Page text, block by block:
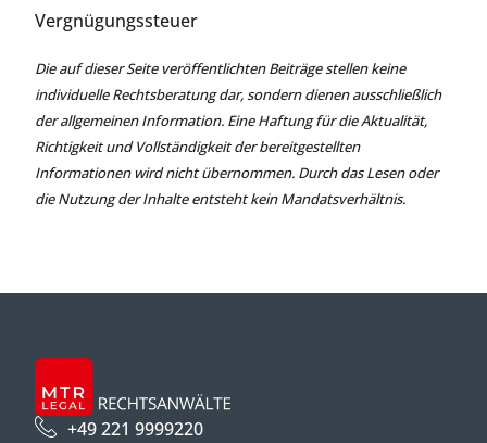
Vergnügungssteuer
Die auf dieser Seite veröffentlichten Beiträge stellen keine
individuelle Rechtsberatung dar, sondern dienen ausschließlich
der allgemeinen Information. Eine Haftung für die Aktualität,
Richtigkeit und Vollständigkeit der bereitgestellten
Informationen wird nicht übernommen. Durch das Lesen oder
die Nutzung der Inhalte entsteht kein Mandatsverhältnis.
+49 221 9999220